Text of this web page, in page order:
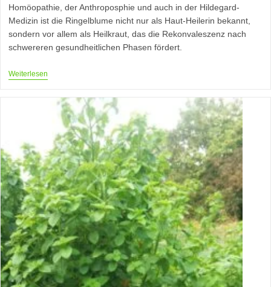
Homöopathie, der Anthroposphie und auch in der Hildegard-
Medizin ist die Ringelblume nicht nur als Haut-Heilerin bekannt,
sondern vor allem als Heilkraut, das die Rekonvaleszenz nach
schwereren gesundheitlichen Phasen fördert.
WeiterlesenRingelblume
Energie,
Geschöpft
Werden
Will